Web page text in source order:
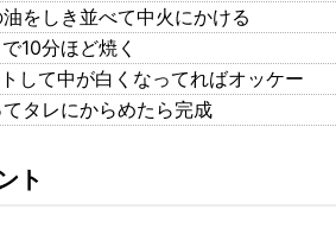
をしき並べて中火にかける
10分ほど焼く
して中が白くなってればオッケー
タレにからめたら完成
ト